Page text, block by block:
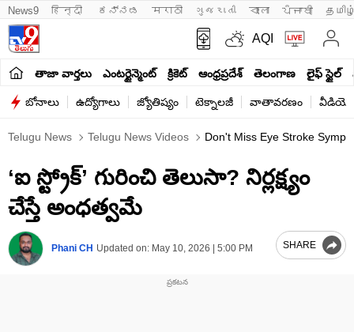
News9 हिन्दी ಕನ್ನಡ मराठी ગુજરાતી বাংলা ਪੰਜਾਬੀ
AQI
తాజా వార్తలు ఎంటర్టైన్మెంట్ క్రికెట్ ఆంధ్రప్రదేశ్ తెలంగాణ లైఫ్ స్టైల్
బోనాలు ఉద్యోగాలు జ్యోతిష్యం టెక్నాలజీ వాతావరణం
Telugu News Telugu News Videos Don't Miss Eye Stroke
‘ఐ స్ట్రోక్’ గురించి తెలుసా? నిర్లక్ష్యం
చేస్తే అంధత్వమే
Phani CH Updated on: May 10, 2026 | 5:00 PM SHARE